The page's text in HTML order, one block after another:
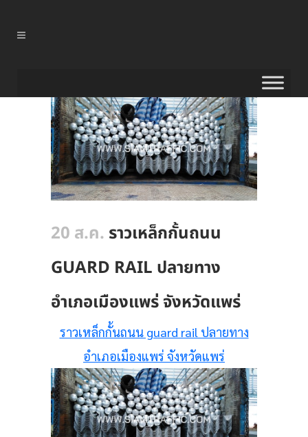
20 ส.ค. ราวเหล็กกั้นถนน
GUARD RAIL ปลายทาง
อำเภอเมืองแพร่ จังหวัดแพร่
ราวเหล็กกั้นถนน guard rail ปลายทาง
อำเภอเมืองแพร่ จังหวัดแพร่